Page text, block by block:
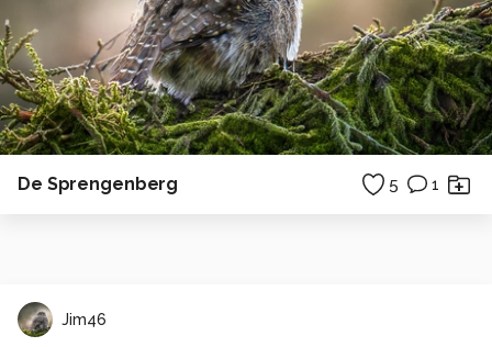
De Sprengenberg 5 1
Jim46